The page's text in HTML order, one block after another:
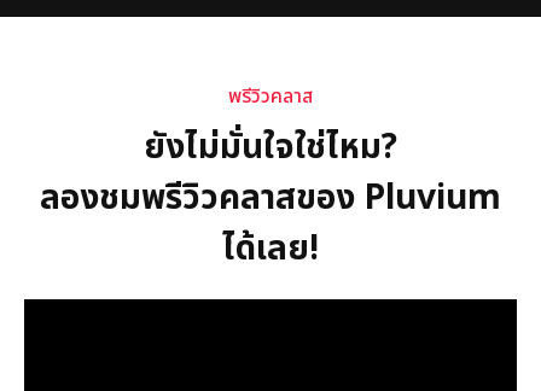
พรีวิวคลาส
ยังไม่มั่นใจใช่ไหม?
ลองชมพรีวิวคลาสของ Pluvium
ได้เลย!